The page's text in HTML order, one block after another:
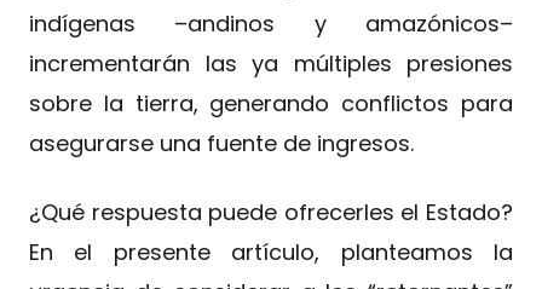
indígenas –andinos y amazónicos–
incrementarán las ya múltiples presiones
sobre la tierra, generando conflictos para
asegurarse una fuente de ingresos.
¿Qué respuesta puede ofrecerles el Estado?
En el presente artículo, planteamos la